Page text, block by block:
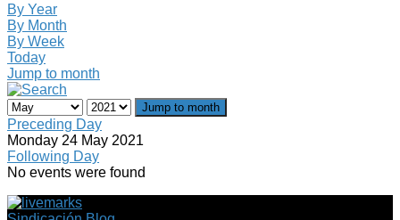
By Year
By Month
By Week
Today
Jump to month
Jump to month
Preceding Day
Monday 24 May 2021
Following Day
No events were found